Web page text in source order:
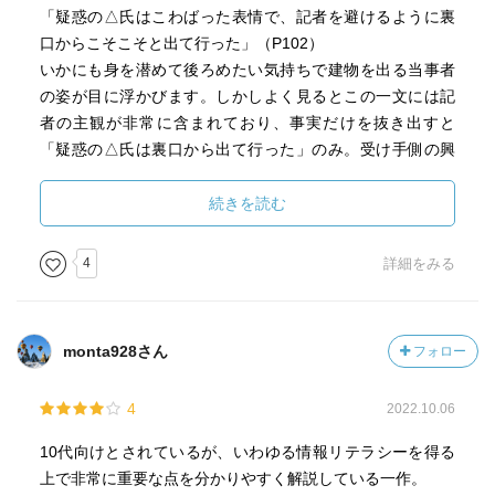
「疑惑の△氏はこわばった表情で、記者を避けるように裏
口からこそこそと出て行った」（P102）
いかにも身を潜めて後ろめたい気持ちで建物を出る当事者
の姿が目に浮かびます。しかしよく見るとこの一文には記
者の主観が非常に含まれており、事実だけを抜き出すと
「疑惑の△氏は裏口から出て行った」のみ。受け手側の興
「事実」を受け取るため、受け手である私たちは“ギモ
ン”――「この情報は正しく伝えられているか？」というレ
ンズを通して物事を見極める力が欠かせません。
「情報」は味方にも敵にもなり、さらに被害者にも加害者
にもなりうる危険性が潜んでいます。情報に振り回されな
しいと思います。
続きを読む
4 詳細をみる
monta928さん フォロー
4 2022.10.06
10代向けとされているが、いわゆる情報リテラシーを得る
上で非常に重要な点を分かりやすく解説している一作。